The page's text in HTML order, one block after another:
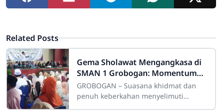
Related Posts
Gema Sholawat Mengangkasa di
SMAN 1 Grobogan: Momentum
Dahsyat Penguatan Iman Melalui
Peringatan Isra’ Mi’raj 1447 H
GROBOGAN – Suasana khidmat dan
penuh keberkahan menyelimuti